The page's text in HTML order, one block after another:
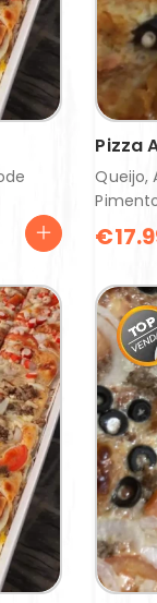
Pizza
Queijo,
€